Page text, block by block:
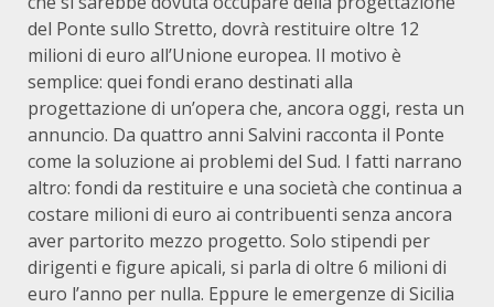
del Ponte sullo Stretto, dovrà restituire oltre 12
milioni di euro all’Unione europea. Il motivo è
semplice: quei fondi erano destinati alla
progettazione di un’opera che, ancora oggi, resta un
annuncio. Da quattro anni Salvini racconta il Ponte
come la soluzione ai problemi del Sud. I fatti narrano
altro: fondi da restituire e una società che continua a
costare milioni di euro ai contribuenti senza ancora
aver partorito mezzo progetto. Solo stipendi per
dirigenti e figure apicali, si parla di oltre 6 milioni di
euro l’anno per nulla. Eppure le emergenze di Sicilia